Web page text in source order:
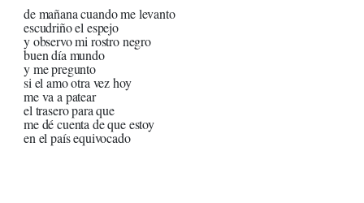
de mañana cuando me levanto
escudriño el espejo
y observo mi rostro negro
buen día mundo
y me pregunto
si el amo otra vez hoy
me va a patear
el trasero para que
me dé cuenta de que estoy
en el país equivocado